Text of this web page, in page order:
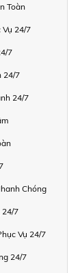
Toàn
Vụ 24/7
7
24/7
24/7
Chóng
24/7
Vụ 24/7
24/7